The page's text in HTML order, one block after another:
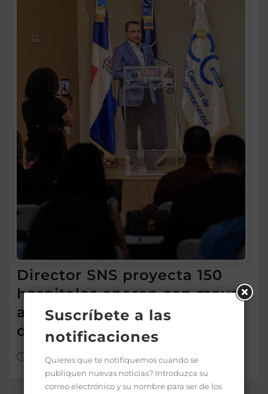
Director SNS proyecta 150
hospitales operen con mayor
autonomía en los próximos
dos años
Ago 7, 2026
Suscríbete a las
notificaciones
Quieres que te notifiquemos cuando se
publiquen nuevas noticias? Introduzca su
correo electrónico y su nombre para ser de los